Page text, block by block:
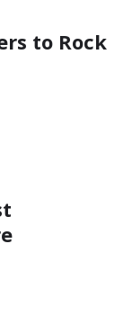
to Rock